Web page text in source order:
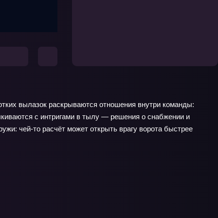
вылазок раскрываются отношения внутри команды:
с интригами в тылу — решения о снабжении и
чей-то расчёт может открыть врагу ворота быстрее